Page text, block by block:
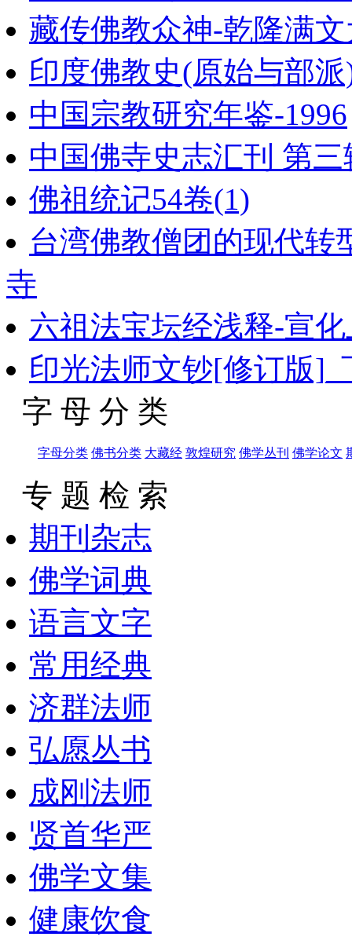
藏传佛教众神-乾隆满
印度佛教史(原始与部
中国宗教研究年鉴-1996
中国佛寺史志汇刊 第
佛祖统记54卷(1)
台湾佛教僧团的现代
寺
六祖法宝坛经浅释-宣
印光法师文钞[修订版
字 母 分 类
字母分类 佛书分类 大藏经 敦煌研究 佛学丛刊 佛学论文
专 题 检 索
期刊杂志
佛学词典
语言文字
常用经典
济群法师
弘愿丛书
成刚法师
贤首华严
佛学文集
健康饮食